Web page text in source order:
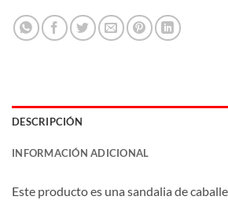
DESCRIPCIÓN
INFORMACIÓN ADICIONAL
Este producto es una sandalia de